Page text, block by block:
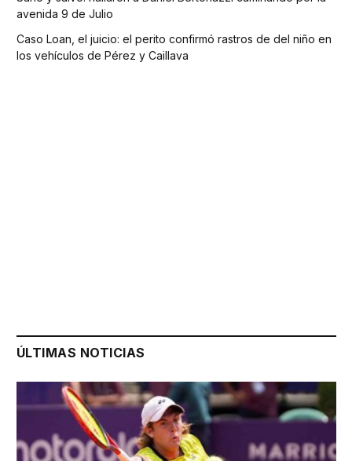
avenida 9 de Julio
Caso Loan, el juicio: el perito confirmó rastros de del niño en
los vehículos de Pérez y Caillava
ÚLTIMAS NOTICIAS